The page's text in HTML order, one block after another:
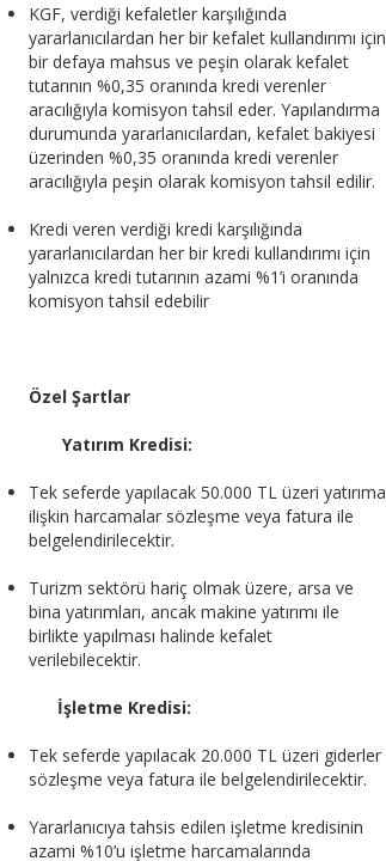
KGF, verdiği kefaletler karşılığında
yararlanıcılardan her bir kefalet kullandırımı için
bir defaya mahsus ve peşin olarak kefalet
tutarının %0,35 oranında kredi verenler
aracılığıyla komisyon tahsil eder. Yapılandırma
durumunda yararlanıcılardan, kefalet bakiyesi
üzerinden %0,35 oranında kredi verenler
aracılığıyla peşin olarak komisyon tahsil edilir.
Kredi veren verdiği kredi karşılığında
yararlanıcılardan her bir kredi kullandırımı için
yalnızca kredi tutarının azami %1’i oranında
komisyon tahsil edebilir
Özel Şartlar
Yatırım Kredisi:
Tek seferde yapılacak 50.000 TL üzeri yatırıma
ilişkin harcamalar sözleşme veya fatura ile
belgelendirilecektir.
Turizm sektörü hariç olmak üzere, arsa ve
bina yatırımları, ancak makine yatırımı ile
birlikte yapılması halinde kefalet
verilebilecektir.
İşletme Kredisi:
Tek seferde yapılacak 20.000 TL üzeri giderler
sözleşme veya fatura ile belgelendirilecektir.
Yararlanıcıya tahsis edilen işletme kredisinin
azami %10’u işletme harcamalarında